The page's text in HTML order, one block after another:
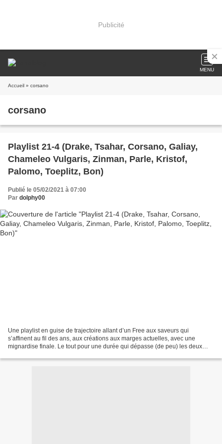
Publicité
MENU
Accueil » corsano
corsano
Playlist 21-4 (Drake, Tsahar, Corsano, Galiay,
Chameleo Vulgaris, Zinman, Parle, Kristof,
Palomo, Toeplitz, Bon)
Publié le 05/02/2021 à 07:00
Par dolphy00
Une playlist en guise de trajectoire allant d’un Free aux saveurs qui
s’affinent au fil des ans, aux créations aux marges actuelles, avec une
mignardise finale. Le tout pour une durée qui dépasse (de peu) les deux